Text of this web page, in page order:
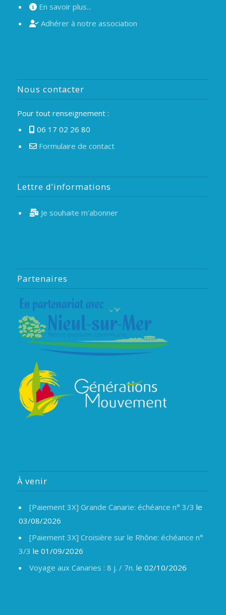
En savoir plus...
Adhérer à notre association
Nous contacter
Pour tout renseignement :
06 17 02 26 80
Formulaire de contact
Lettre d’informations
Je souhaite m'abonner
Partenaires
À venir
[Paiement 3X] Grande Canarie: échéance n° 3/3 le
03/08/2026
[Paiement 3X] Croisière sur le Rhône: échéance n°
3/3 le 01/09/2026
Voyage aux Canaries : 8 j. / 7n. le 02/10/2026